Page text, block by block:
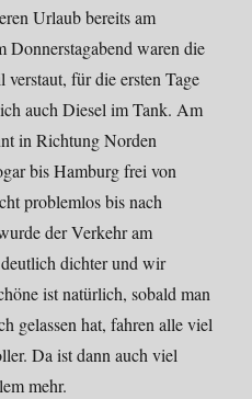
Urlaub bereits am
Donnerstagabend waren die
für die ersten Tage
auch Diesel im Tank. Am
in Richtung Norden
bis Hamburg frei von
problemlos bis nach
der Verkehr am
dichter und wir
ist natürlich, sobald man
gelassen hat, fahren alle viel
Da ist dann auch viel
mehr.